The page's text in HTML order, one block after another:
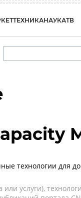
ТЕХНИКАНАУКАТВ
технологии для
услуги),